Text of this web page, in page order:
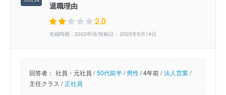
退職理由
2.0
在籍時期：2022年頃/投稿日： 2023年9月14日
回答者： 社員・元社員 / 50代前半/男性/4年前 / 法人営業/
主任クラス / 正社員